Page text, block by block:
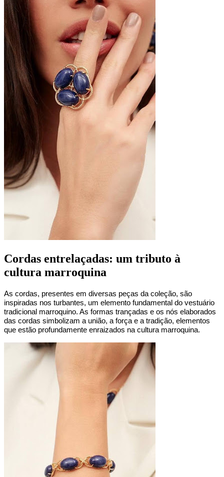
Cordas entrelaçadas: um tributo à
cultura marroquina
As cordas, presentes em diversas peças da coleção, são
inspiradas nos turbantes, um elemento fundamental do vestuário
tradicional marroquino. As formas trançadas e os nós elaborados
das cordas simbolizam a união, a força e a tradição, elementos
que estão profundamente enraizados na cultura marroquina.